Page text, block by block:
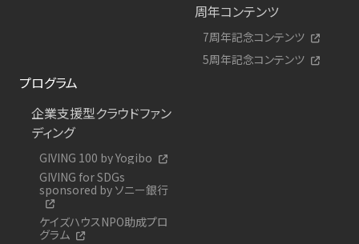
周年コンテンツ
7周年記念コンテンツ
5周年記念コンテンツ
プログラム
企業支援型クラウドファン
ディング
GIVING 100 by Yogibo
GIVING for SDGs
sponsored by ソニー銀行
ケイズハウスNPO助成プロ
グラム